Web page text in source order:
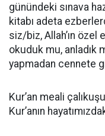
günündeki sınava
kitabı adeta
siz/biz, Allah’ın
okuduk mu, anladık
yapmadan cennete
Kur’an meali
Kur’anın